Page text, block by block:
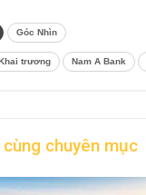
Góc Nhìn
trương Nam A Bank
cùng chuyên mục